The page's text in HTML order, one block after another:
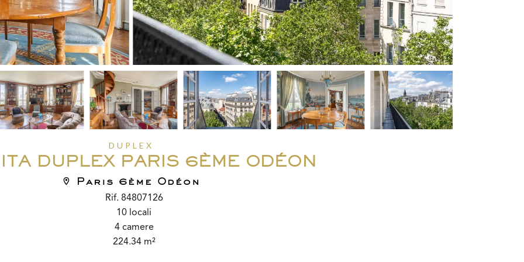
DUPLEX
DUPLEX PARIS 6ÈME ODÉON
Paris 6ème Odéon
Rif. 84807126
10 locali
4 camere
224.34 m²